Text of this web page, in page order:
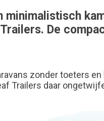
minimalistisch
De
zonder toeters
Trailers daar